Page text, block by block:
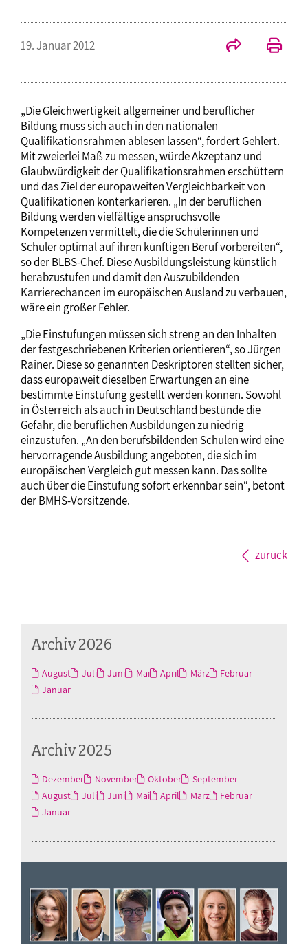
19. Januar 2012
„Die Gleichwertigkeit allgemeiner und beruflicher
Bildung muss sich auch in den nationalen
Qualifikationsrahmen ablesen lassen“, fordert Gehlert.
Mit zweierlei Maß zu messen, würde Akzeptanz und
Glaubwürdigkeit der Qualifikationsrahmen erschüttern
und das Ziel der europaweiten Vergleichbarkeit von
Qualifikationen konterkarieren. „In der beruflichen
Bildung werden vielfältige anspruchsvolle
Kompetenzen vermittelt, die die Schülerinnen und
Schüler optimal auf ihren künftigen Beruf vorbereiten“,
so der BLBS-Chef. Diese Ausbildungsleistung künstlich
herabzustufen und damit den Auszubildenden
Karrierechancen im europäischen Ausland zu verbauen,
wäre ein großer Fehler.
„Die Einstufungen müssen sich streng an den Inhalten
der festgeschriebenen Kriterien orientieren“, so Jürgen
Rainer. Diese so genannten Deskriptoren stellten sicher,
dass europaweit dieselben Erwartungen an eine
bestimmte Einstufung gestellt werden können. Sowohl
in Österreich als auch in Deutschland bestünde die
Gefahr, die beruflichen Ausbildungen zu niedrig
einzustufen. „An den berufsbildenden Schulen wird eine
hervorragende Ausbildung angeboten, die sich im
europäischen Vergleich gut messen kann. Das sollte
auch über die Einstufung sofort erkennbar sein“, betont
der BMHS-Vorsitzende.
zurück
Archiv 2026
August Juli Juni Mai April März
Februar
Januar
Archiv 2025
Dezember November Oktober
September
August
Juli Juni Mai April März
Februar
Januar